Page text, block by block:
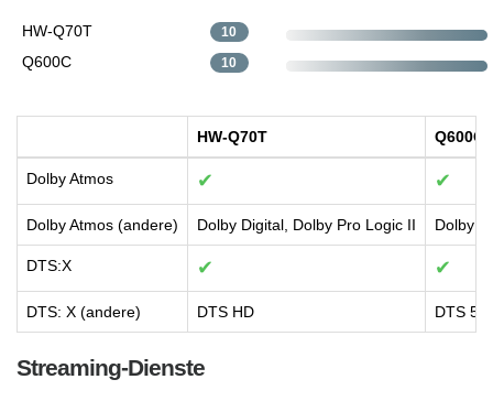
HW-Q70T 10
Q600C 10
HW-Q70T Q600C
Dolby Atmos ✔ ✔
Dolby Atmos (andere) Dolby Digital, Dolby Pro Logic II Dolby
DTS:X ✔ ✔
DTS: X (andere) DTS HD DTS
Streaming-Dienste